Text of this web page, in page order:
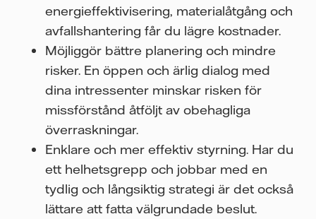
energieffektivisering, materialåtgång och
avfallshantering får du lägre kostnader.
Möjliggör bättre planering och mindre
risker. En öppen och ärlig dialog med
dina intressenter minskar risken för
missförstånd åtföljt av obehagliga
överraskningar.
Enklare och mer effektiv styrning. Har du
ett helhetsgrepp och jobbar med en
tydlig och långsiktig strategi är det också
lättare att fatta välgrundade beslut.